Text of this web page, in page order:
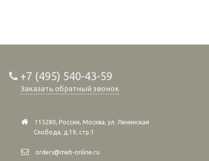
+7 (495) 540-43-59
Заказать обратный звонок
115280, Россия, Москва, ул. Ленинская
Слобода, д.19, стр.1
orders@meb-online.ru